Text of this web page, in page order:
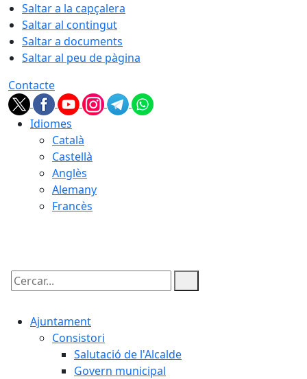
Saltar a la capçalera
Saltar al contingut
Saltar a documents
Saltar al peu de pàgina
Contacte
Idiomes
Català
Castellà
Anglès
Alemany
Francès
Cercar:
Ajuntament
Consistori
Salutació de l'Alcalde
Govern municipal